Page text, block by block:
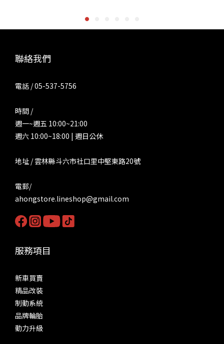
聯絡我們
電話 / 05-537-5756
時間 /
週一~週五 10:00~21:00
週六 10:00~18:00 | 週日公休
地址 / 雲林縣斗六市社口里中堅東路20號
電郵/
ahongstore.lineshop@gmail.com
服務項目
新車買賣
精品改裝
制動系統
品牌輪胎
動力升級